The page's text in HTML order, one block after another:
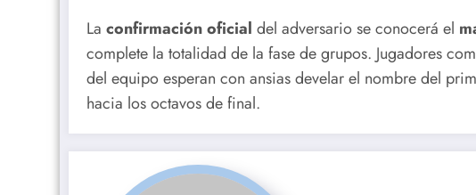
La confirmación oficial del adversario se conocerá el
complete la totalidad de la fase de grupos. Jugadores
del equipo esperan con ansias develar el nombre del
hacia los octavos de final.